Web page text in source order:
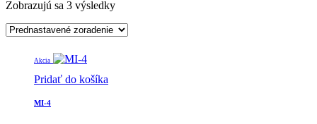
Zobrazujú sa 3 výsledky
Akcia
Pridať do košíka
MI-4